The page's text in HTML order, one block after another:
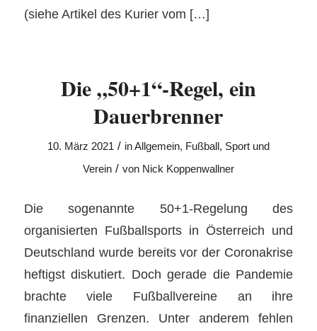
(siehe Artikel des Kurier vom […]
Die „50+1“-Regel, ein
Dauerbrenner
10. März 2021 / inAllgemein, Fußball , Sport und
Verein / von Nick Koppenwallner
Die sogenannte 50+1-Regelung des
organisierten Fußballsports in Österreich und
Deutschland wurde bereits vor der Coronakrise
heftigst diskutiert. Doch gerade die Pandemie
brachte viele Fußballvereine an ihre
finanziellen Grenzen. Unter anderem fehlen